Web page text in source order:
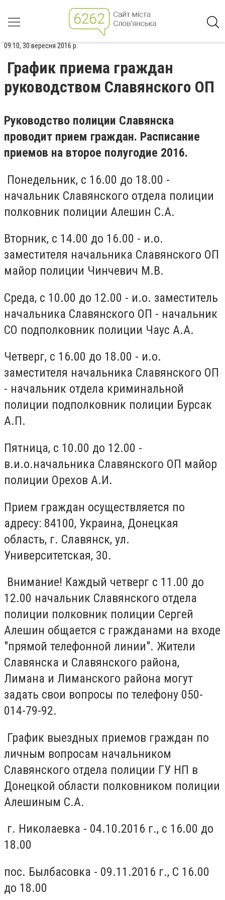
09:10, 30 вересня 2016 р.
График приема граждан
руководством Славянского ОП
Руководство полиции Славянска
проводит прием граждан. Расписание
приемов на второе полугодие 2016.
Понедельник, с 16.00 до 18.00 -
начальник Славянского отдела полиции
полковник полиции Алешин С.А.
Вторник, с 14.00 до 16.00 - и.о.
заместителя начальника Славянского ОП
майор полиции Чинчевич М.В.
Среда, с 10.00 до 12.00 - и.о. заместитель
начальника Славянского ОП - начальник
СО подполковник полиции Чаус А.А.
Четверг, с 16.00 до 18.00 - и.о.
заместителя начальника Славянского ОП
- начальник отдела криминальной
полиции подполковник полиции Бурсак
А.П.
Пятница, с 10.00 до 12.00 -
в.и.о.начальника Славянского ОП майор
полиции Орехов А.И.
Прием граждан осуществляется по
адресу: 84100, Украина, Донецкая
область, г. Славянск, ул.
Университетская, 30.
Внимание! Каждый четверг с 11.00 до
12.00 начальник Славянского отдела
полиции полковник полиции Сергей
Алешин общается с гражданами на входе
"прямой телефонной линии". Жители
Славянска и Славянского района,
Лимана и Лиманского района могут
задать свои вопросы по телефону 050-
014-79-92.
График выездных приемов граждан по
личным вопросам начальником
Славянского отдела полиции ГУ НП в
Донецкой области полковником полиции
Алешиным С.А.
г. Николаевка - 04.10.2016 г., с 16.00 до
18.00
пос. Былбасовка - 09.11.2016 г., С 16.00
до 18.00